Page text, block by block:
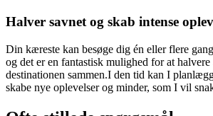
Halver savnet og skab intense
Din kæreste kan besøge dig én eller flere
og det er en fantastisk mulighed for at
destinationen sammen.I den tid kan I
skabe nye oplevelser og minder, som I vil